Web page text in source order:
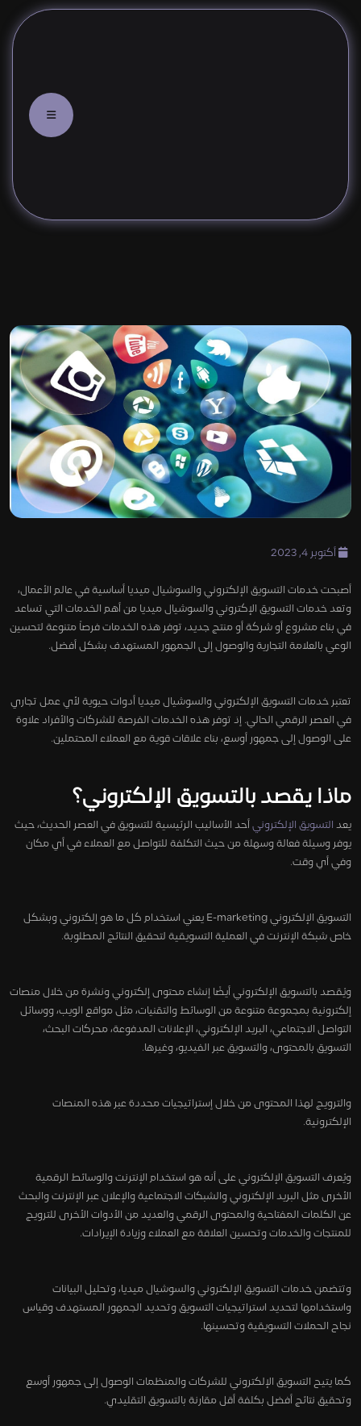
أكتوبر 4, 2023
أصبحت خدمات التسويق الإلكتروني والسوشيال ميديا أساسية في عالم الأعمال،
وتعد خدمات التسويق الإكتروني والسوشيال ميديا من أهم الخدمات التي تساعد
في بناء مشروع أو شركة أو منتج جديد، توفر هذه الخدمات فرصاً متنوعة لتحسين
الوعي بالعلامة التجارية والوصول إلى الجمهور المستهدف بشكل أفضل.
تعتبر خدمات التسويق الإلكتروني والسوشيال ميديا أدوات حيوية لأي عمل تجاري
في العصر الرقمي الحالي. إذ توفر هذه الخدمات الفرصة للشركات والأفراد علاوة
على الوصول إلى جمهور أوسع، بناء علاقات قوية مع العملاء المحتملين.
ماذا يقصد بالتسويق الإلكتروني؟
يعد التسويق الإلكتروني أحد الأساليب الرئيسية للتسويق في العصر الحديث، حيث
يوفر وسيلة فعالة وسهلة من حيث التكلفة للتواصل مع العملاء في أي مكان
وفي أي وقت.
التسويق الإلكتروني E-marketing يعني استخدام كل ما هو إلكتروني وبشكل
خاص شبكة الإنترنت في العملية التسويقية لتحقيق النتائج المطلوبة.
ويُقصد بالتسويق الإلكتروني أيضًا إنشاء محتوى إلكتروني ونشرة من خلال منصات
إلكترونية بمجموعة متنوعة من الوسائط والتقنيات، مثل مواقع الويب، ووسائل
التواصل الاجتماعي، البريد الإلكتروني، الإعلانات المدفوعة، محركات البحث،
التسويق بالمحتوى، والتسويق عبر الفيديو، وغيرها.
والترويج لهذا المحتوى من خلال إستراتيجيات محددة عبر هذه المنصات
الإلكترونية.
ويُعرف التسويق الإلكتروني على أنه هو استخدام الإنترنت والوسائط الرقمية
الأخرى مثل البريد الإلكتروني والشبكات الاجتماعية والإعلان عبر الإنترنت والبحث
عن الكلمات المفتاحية والمحتوى الرقمي والعديد من الأدوات الأخرى للترويج
للمنتجات والخدمات وتحسين العلاقة مع العملاء وزيادة الإيرادات.
وتتضمن خدمات التسويق الإلكتروني والسوشيال ميديا، وتحليل البيانات
واستخدامها لتحديد استراتيجيات التسويق وتحديد الجمهور المستهدف وقياس
نجاح الحملات التسويقية وتحسينها.
كما يتيح التسويق الإلكتروني للشركات والمنظمات الوصول إلى جمهور أوسع
وتحقيق نتائج أفضل بكلفة أقل مقارنة بالتسويق التقليدي.